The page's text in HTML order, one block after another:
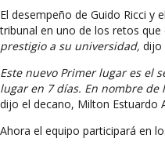
El desempeño de Guido Ricci y
tribunal en uno de los retos
prestigio a su universidad, dijo
Este nuevo Primer lugar es el
lugar en 7 días. En nombre
dijo el decano, Milton Estuardo
Ahora el equipo participará en